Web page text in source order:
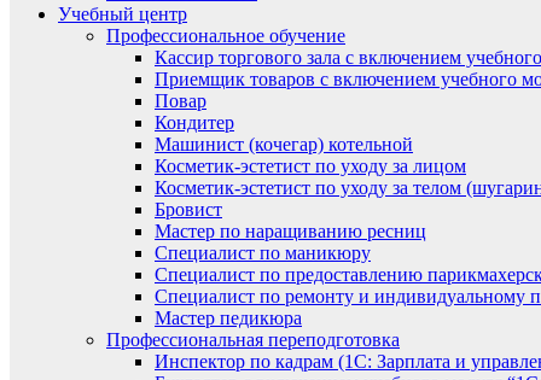
Учебный центр
Профессиональное обучение
Кассир торгового зала с включением
Приемщик товаров с включением учебного
Повар
Кондитер
Машинист (кочегар) котельной
Косметик-эстетист по уходу за лицом
Косметик-эстетист по уходу за телом
Бровист
Мастер по наращиванию ресниц
Специалист по маникюру
Специалист по предоставлению
Специалист по ремонту и индивидуальному
Мастер педикюра
Профессиональная переподготовка
Инспектор по кадрам (1С: Зарплата и